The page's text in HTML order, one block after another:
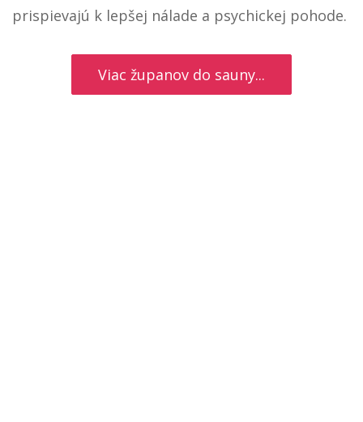
prispievajú k lepšej nálade a psychickej pohode.
Viac županov do sauny...